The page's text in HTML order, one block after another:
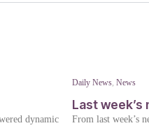
dynamic
Daily News, News
Last week’s
From last week’s